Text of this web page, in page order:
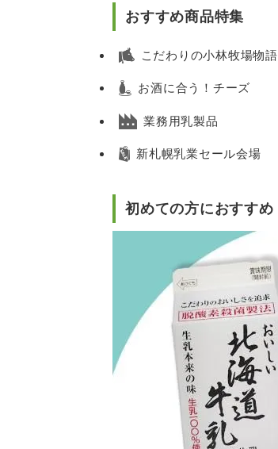
おすすめ商品特集
こだわりの小林牧場物語
お酒に合う！チーズ
業務用乳製品
新札幌乳業セール会場
初めての方におすすめ